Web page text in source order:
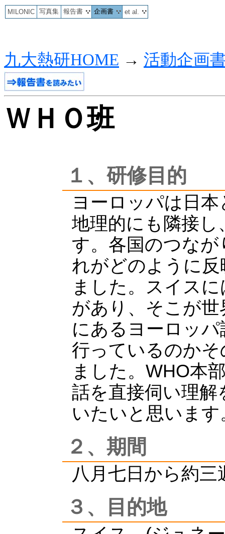
MILONIC 写真集 報告書 企画書 et al.
九大熱研HOME → 活動企画
ＷＨＯ班
１、研修目的
ヨーロッパは日
地理的にも隣接
す。各国のつな
れがどのように
ました。スイス
があり、そこが
にあるヨーロッ
行っているのか
ました。WHO本
話を直接伺い理
いたいと思います
２、期間
八月七日から約三
３、目的地